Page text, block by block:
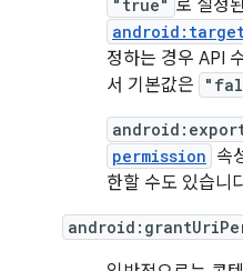
"true" 로 설정
정하는 경우 API
서 기본값은
permission 속
한할 수도 있습니